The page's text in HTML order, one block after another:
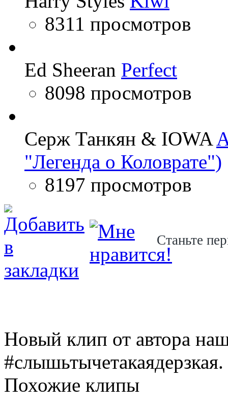
8311 просмотров
Ed Sheeran Perfect
8098 просмотров
Серж Танкян & IOWA
"Легенда о Коловрате")
8197 просмотров
Станьте
Новый клип от автора
#слышьтычетакаядерзкая.
Похожие клипы